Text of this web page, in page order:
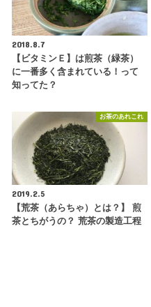
2018.8.7
【ビタミンＥ】は煎茶（緑茶）
に一番多く含まれている！って
知ってた？
お茶のあれこれ
2019.2.5
【荒茶（あらちゃ）とは？】 煎
茶とちがうの？ 荒茶の製造工程